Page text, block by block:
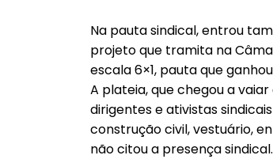
Na pauta sindical, entrou
projeto que tramita na
escala 6×1, pauta que
A plateia, que chegou a
dirigentes e ativistas
construção civil, vestuário,
não citou a presença sindical.